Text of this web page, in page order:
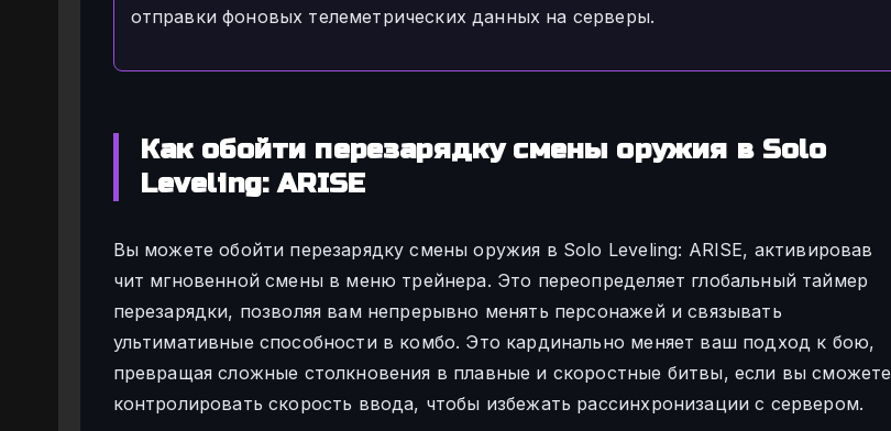
отправки фоновых телеметрических данных на серверы.
Как обойти перезарядку смены оружия в Solo
Leveling: ARISE
Вы можете обойти перезарядку смены оружия в Solo Leveling: ARISE, активировав
чит мгновенной смены в меню трейнера. Это переопределяет глобальный таймер
перезарядки, позволяя вам непрерывно менять персонажей и связывать
ультимативные способности в комбо. Это кардинально меняет ваш подход к бою,
превращая сложные столкновения в плавные и скоростные битвы, если вы сможете
контролировать скорость ввода, чтобы избежать рассинхронизации с сервером.